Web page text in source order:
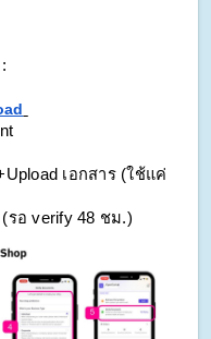
:
เอกสาร (ใช้แค่
อ verify 48 ชม.)